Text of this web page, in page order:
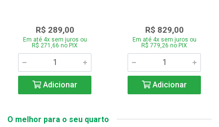
R$ 289,00
Em até 4x sem juros ou
R$ 271,66 no PIX
Adicionar
R$ 829,00
Em até 4x sem juros ou
R$ 779,26 no PIX
Adicionar
O melhor para o seu quarto